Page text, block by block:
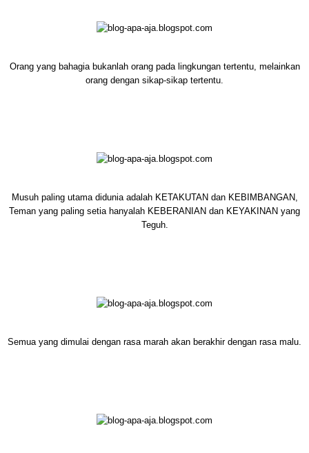
Orang yang bahagia bukanlah orang pada lingkungan tertentu, melainkan
orang dengan sikap-sikap tertentu.
Musuh paling utama didunia adalah KETAKUTAN dan KEBIMBANGAN,
Teman yang paling setia hanyalah KEBERANIAN dan KEYAKINAN yang
Teguh.
Semua yang dimulai dengan rasa marah akan berakhir dengan rasa malu.